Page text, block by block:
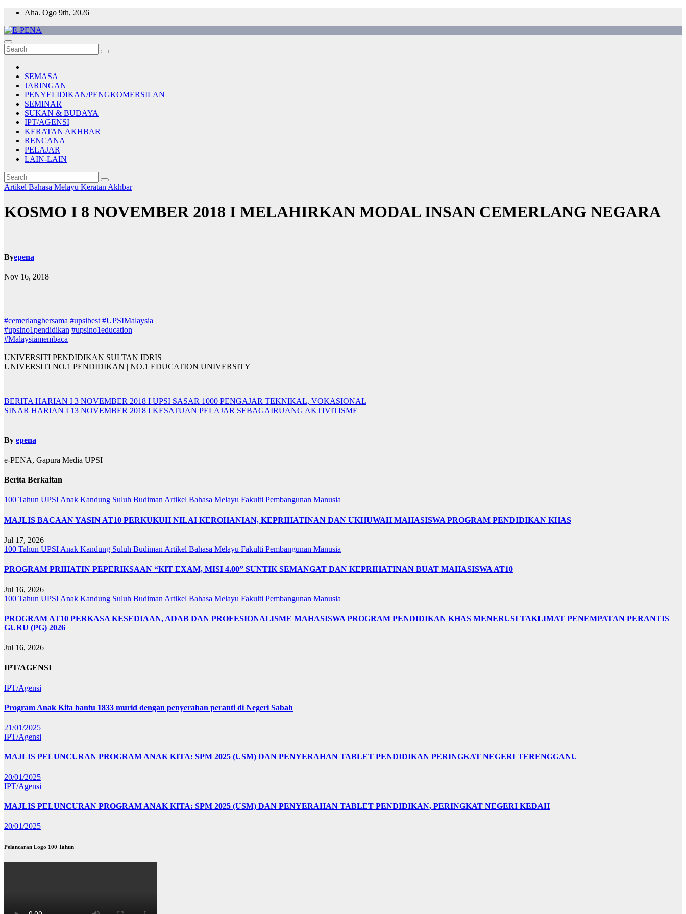
Skip
content
Aha. Ogo 9th, 2026
E-PENA
Berita Digital Terkini
SEMASA
JARINGAN
PENYELIDIKAN/PENGKOMERSILAN
SEMINAR
SUKAN & BUDAYA
IPT/AGENSI
KERATAN AKHBAR
RENCANA
PELAJAR
LAIN-LAIN
Artikel Bahasa Melayu Keratan Akhbar
KOSMO I 8 NOVEMBER 2018 I MELAHIRKAN MODAL INSAN CEMERLANG NEGARA
Byepena
Nov 16, 2018
#cemerlangbersama #upsibest #UPSIMalaysia
#upsino1pendidikan #upsino1education
#Malaysiamembaca
—
UNIVERSITI PENDIDIKAN SULTAN IDRIS
UNIVERSITI NO.1 PENDIDIKAN | NO.1 EDUCATION UNIVERSITY
Navigasi
kiriman
BERITA HARIAN I 3 NOVEMBER 2018 I UPSI SASAR 1000 PENGAJAR TEKNIKAL, VOKASIONAL
SINAR HARIAN I 13 NOVEMBER 2018 I KESATUAN PELAJAR SEBAGAIRUANG AKTIVITISME
By epena
e-PENA, Gapura Media UPSI
Berita Berkaitan
100 Tahun UPSIAnak Kandung Suluh BudimanArtikel Bahasa Melayu Fakulti Pembangunan Manusia
MAJLIS BACAAN YASIN AT10 PERKUKUH NILAI KEROHANIAN, KEPRIHATINAN DAN UKHUWAH MAHASISWA PROGRAM PENDIDIKAN KHAS
Jul 17, 2026
100 Tahun UPSI Anak Kandung Suluh Budiman Artikel Bahasa Melayu Fakulti Pembangunan Manusia
PROGRAM PRIHATIN PEPERIKSAAN “KIT EXAM, MISI 4.00” SUNTIK SEMANGAT DAN KEPRIHATINAN BUAT MAHASISWA AT10
Jul 16, 2026
100 Tahun UPSI Anak Kandung Suluh Budiman Artikel Bahasa Melayu Fakulti Pembangunan Manusia
PROGRAM AT10 PERKASA KESEDIAAN, ADAB DAN PROFESIONALISME MAHASISWA PROGRAM PENDIDIKAN KHAS MENERUSI TAKLIMAT PENEMPATAN PERANTIS
GURU (PG) 2026
Jul 16, 2026
IPT/AGENSI
IPT/Agensi
Program Anak Kita bantu 1833 murid dengan penyerahan peranti di Negeri Sabah
21/01/2025
IPT/Agensi
MAJLIS PELUNCURAN PROGRAM ANAK KITA: SPM 2025 (USM) DAN PENYERAHAN TABLET PENDIDIKAN PERINGKAT NEGERI TERENGGANU
20/01/2025
IPT/Agensi
MAJLIS PELUNCURAN PROGRAM ANAK KITA: SPM 2025 (USM) DAN PENYERAHAN TABLET PENDIDIKAN, PERINGKAT NEGERI KEDAH
20/01/2025
Pelancaran Logo 100 Tahun